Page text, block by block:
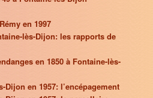
en 1997
lès-Dijon: les rapports de
en 1850 à Fontaine-lès-
en 1957: l’encépagement